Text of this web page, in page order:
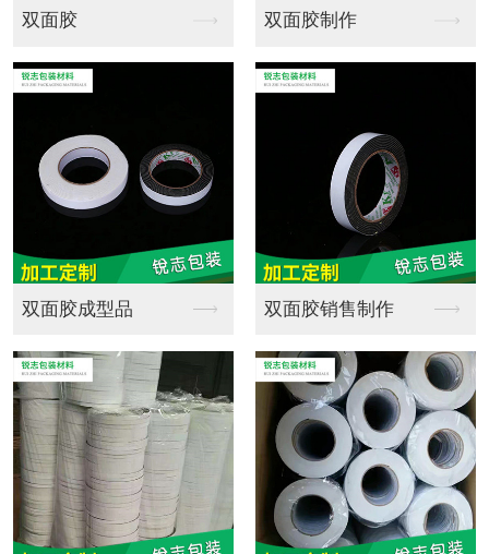
海绵定制销售 海绵定制批发
全新料EPE珍珠棉成... 海绵批发